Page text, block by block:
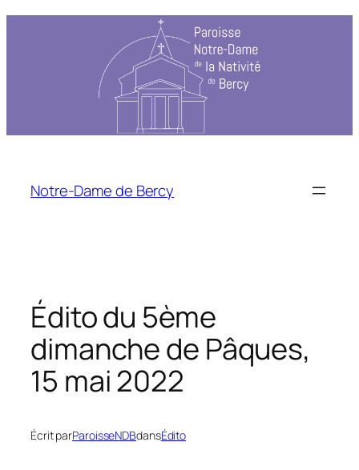
Notre-Dame de Bercy
Édito du 5ème
dimanche de Pâques,
15 mai 2022
Écrit parParoisseNDBdansÉdito